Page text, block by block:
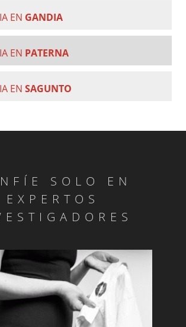
EN GANDIA
EN PATERNA
ENSAGUNTO
SOLO EN
EXPERTOS